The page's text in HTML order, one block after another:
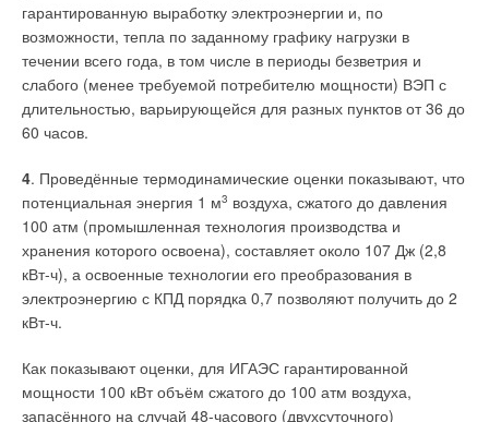
гарантированную выработку электроэнергии и, по
возможности, тепла по заданному графику нагрузки в
течении всего года, в том числе в периоды безветрия и
слабого (менее требуемой потребителю мощности) ВЭП с
длительностью, варьирующейся для разных пунктов от 36 до
60 часов.
4. Проведённые термодинамические оценки показывают, что
потенциальная энергия 1 м3 воздуха, сжатого до давления
100 атм (промышленная технология производства и
хранения которого освоена), составляет около 107 Дж (2,8
кВт-ч), а освоенные технологии его преобразования в
электроэнергию с КПД порядка 0,7 позволяют получить до 2
кВт-ч.
Как показывают оценки, для ИГАЭС гарантированной
мощности 100 кВт объём сжатого до 100 атм воздуха,
запасённого на случай 48-часового (двухсуточного)